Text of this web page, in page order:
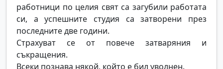
работници по целия свят са загубили работата
си, а успешните студия са затворени през
последните две години.
Страхуват се от повече затваряния и
съкращения.
Всеки познава някой, който е бил уволнен.